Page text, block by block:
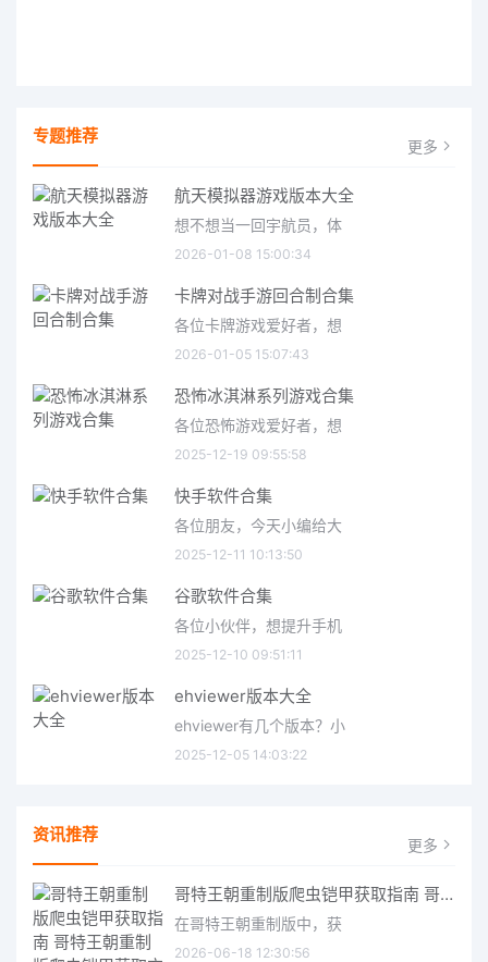
专题推荐 更多
航天模拟器游戏版本大全
想不想当一回宇航员，体
2026-01-08 15:00:34
卡牌对战手游回合制合集
各位卡牌游戏爱好者，想
2026-01-05 15:07:43
恐怖冰淇淋系列游戏合集
各位恐怖游戏爱好者，想
2025-12-19 09:55:58
快手软件合集
各位朋友，今天小编给大
2025-12-11 10:13:50
谷歌软件合集
各位小伙伴，想提升手机
2025-12-10 09:51:11
ehviewer版本大全
ehviewer有几个版本？小
2025-12-05 14:03:22
资讯推荐 更多
哥特王朝重制版爬虫铠甲获取指南 哥特王朝重制版爬虫铠甲获取方法
在哥特王朝重制版中，获
2026-06-18 12:30:56